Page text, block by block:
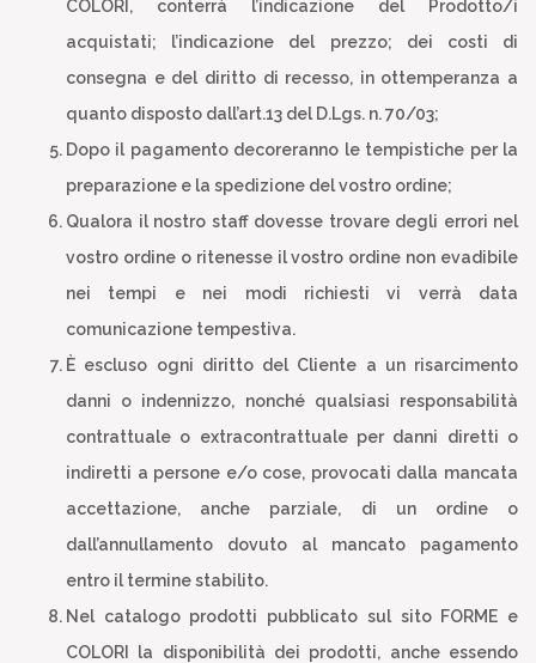
COLORI, conterrà l’indicazione del Prodotto/i
acquistati; l’indicazione del prezzo; dei costi di
consegna e del diritto di recesso, in ottemperanza a
quanto disposto dall’art.13 del D.Lgs. n. 70/03;
Dopo il pagamento decoreranno le tempistiche per la
preparazione e la spedizione del vostro ordine;
Qualora il nostro staff dovesse trovare degli errori nel
vostro ordine o ritenesse il vostro ordine non evadibile
nei tempi e nei modi richiesti vi verrà data
comunicazione tempestiva.
È escluso ogni diritto del Cliente a un risarcimento
danni o indennizzo, nonché qualsiasi responsabilità
contrattuale o extracontrattuale per danni diretti o
indiretti a persone e/o cose, provocati dalla mancata
accettazione, anche parziale, di un ordine o
dall’annullamento dovuto al mancato pagamento
entro il termine stabilito.
Nel catalogo prodotti pubblicato sul sito FORME e
COLORI la disponibilità dei prodotti, anche essendo